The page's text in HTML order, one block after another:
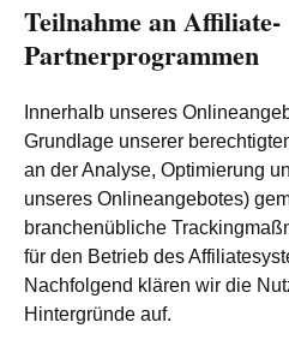
Teilnahme an Affiliate-
Partnerprogrammen
Innerhalb unseres
Grundlage unserer
an der Analyse, Optimierung
unseres Onlineangebotes)
branchenübliche
für den Betrieb des
Nachfolgend klären wir die
Hintergründe auf.